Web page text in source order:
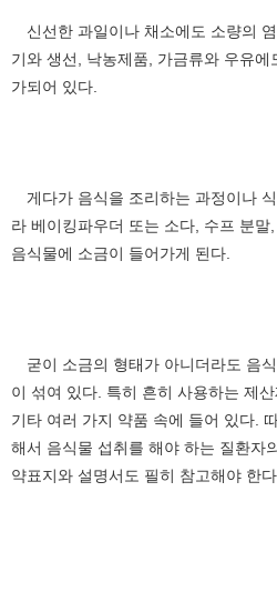
신선한 과일이나 채소에도 소량의
기와 생선, 낙농제품, 가금류와 우유
가되어 있다.
게다가 음식을 조리하는 과정이나
라 베이킹파우더 또는 소다, 수프 분말
음식물에 소금이 들어가게 된다.
굳이 소금의 형태가 아니더라도 음
이 섞여 있다. 특히 흔히 사용하는 제
기타 여러 가지 약품 속에 들어 있다.
해서 음식물 섭취를 해야 하는 질환자
약표지와 설명서도 필히 참고해야 한다.